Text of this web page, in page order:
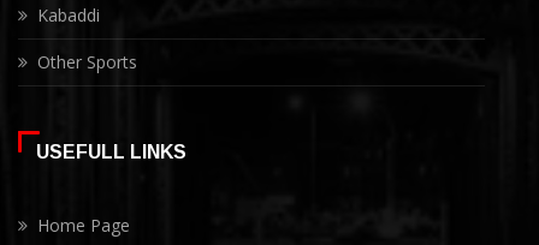
Kabaddi
Other Sports
USEFULL LINKS
Home Page